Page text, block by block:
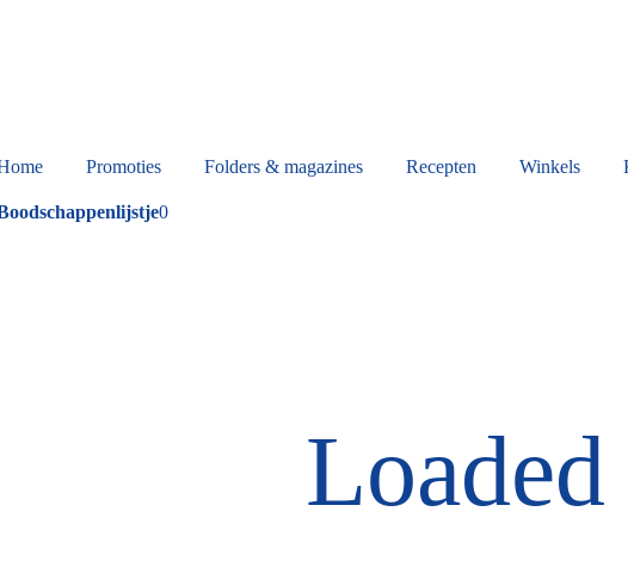
Promoties Folders & magazines Recepten Winkels
0
Loaded